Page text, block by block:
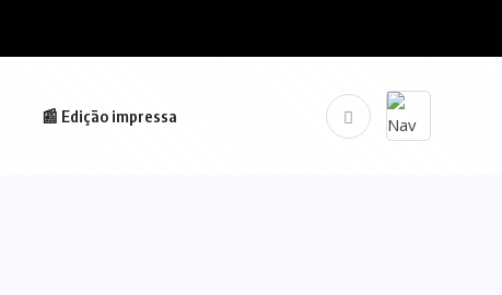
📰 Edição impressa